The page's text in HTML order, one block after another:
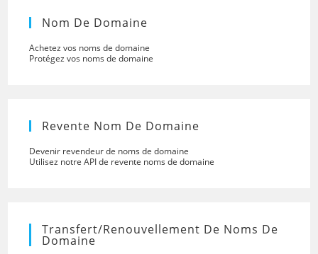
Nom De Domaine
Achetez vos noms de domaine
Protégez vos noms de domaine
Revente Nom De Domaine
Devenir revendeur de noms de domaine
Utilisez notre API de revente noms de domaine
Transfert/renouvellement De Noms De
Domaine